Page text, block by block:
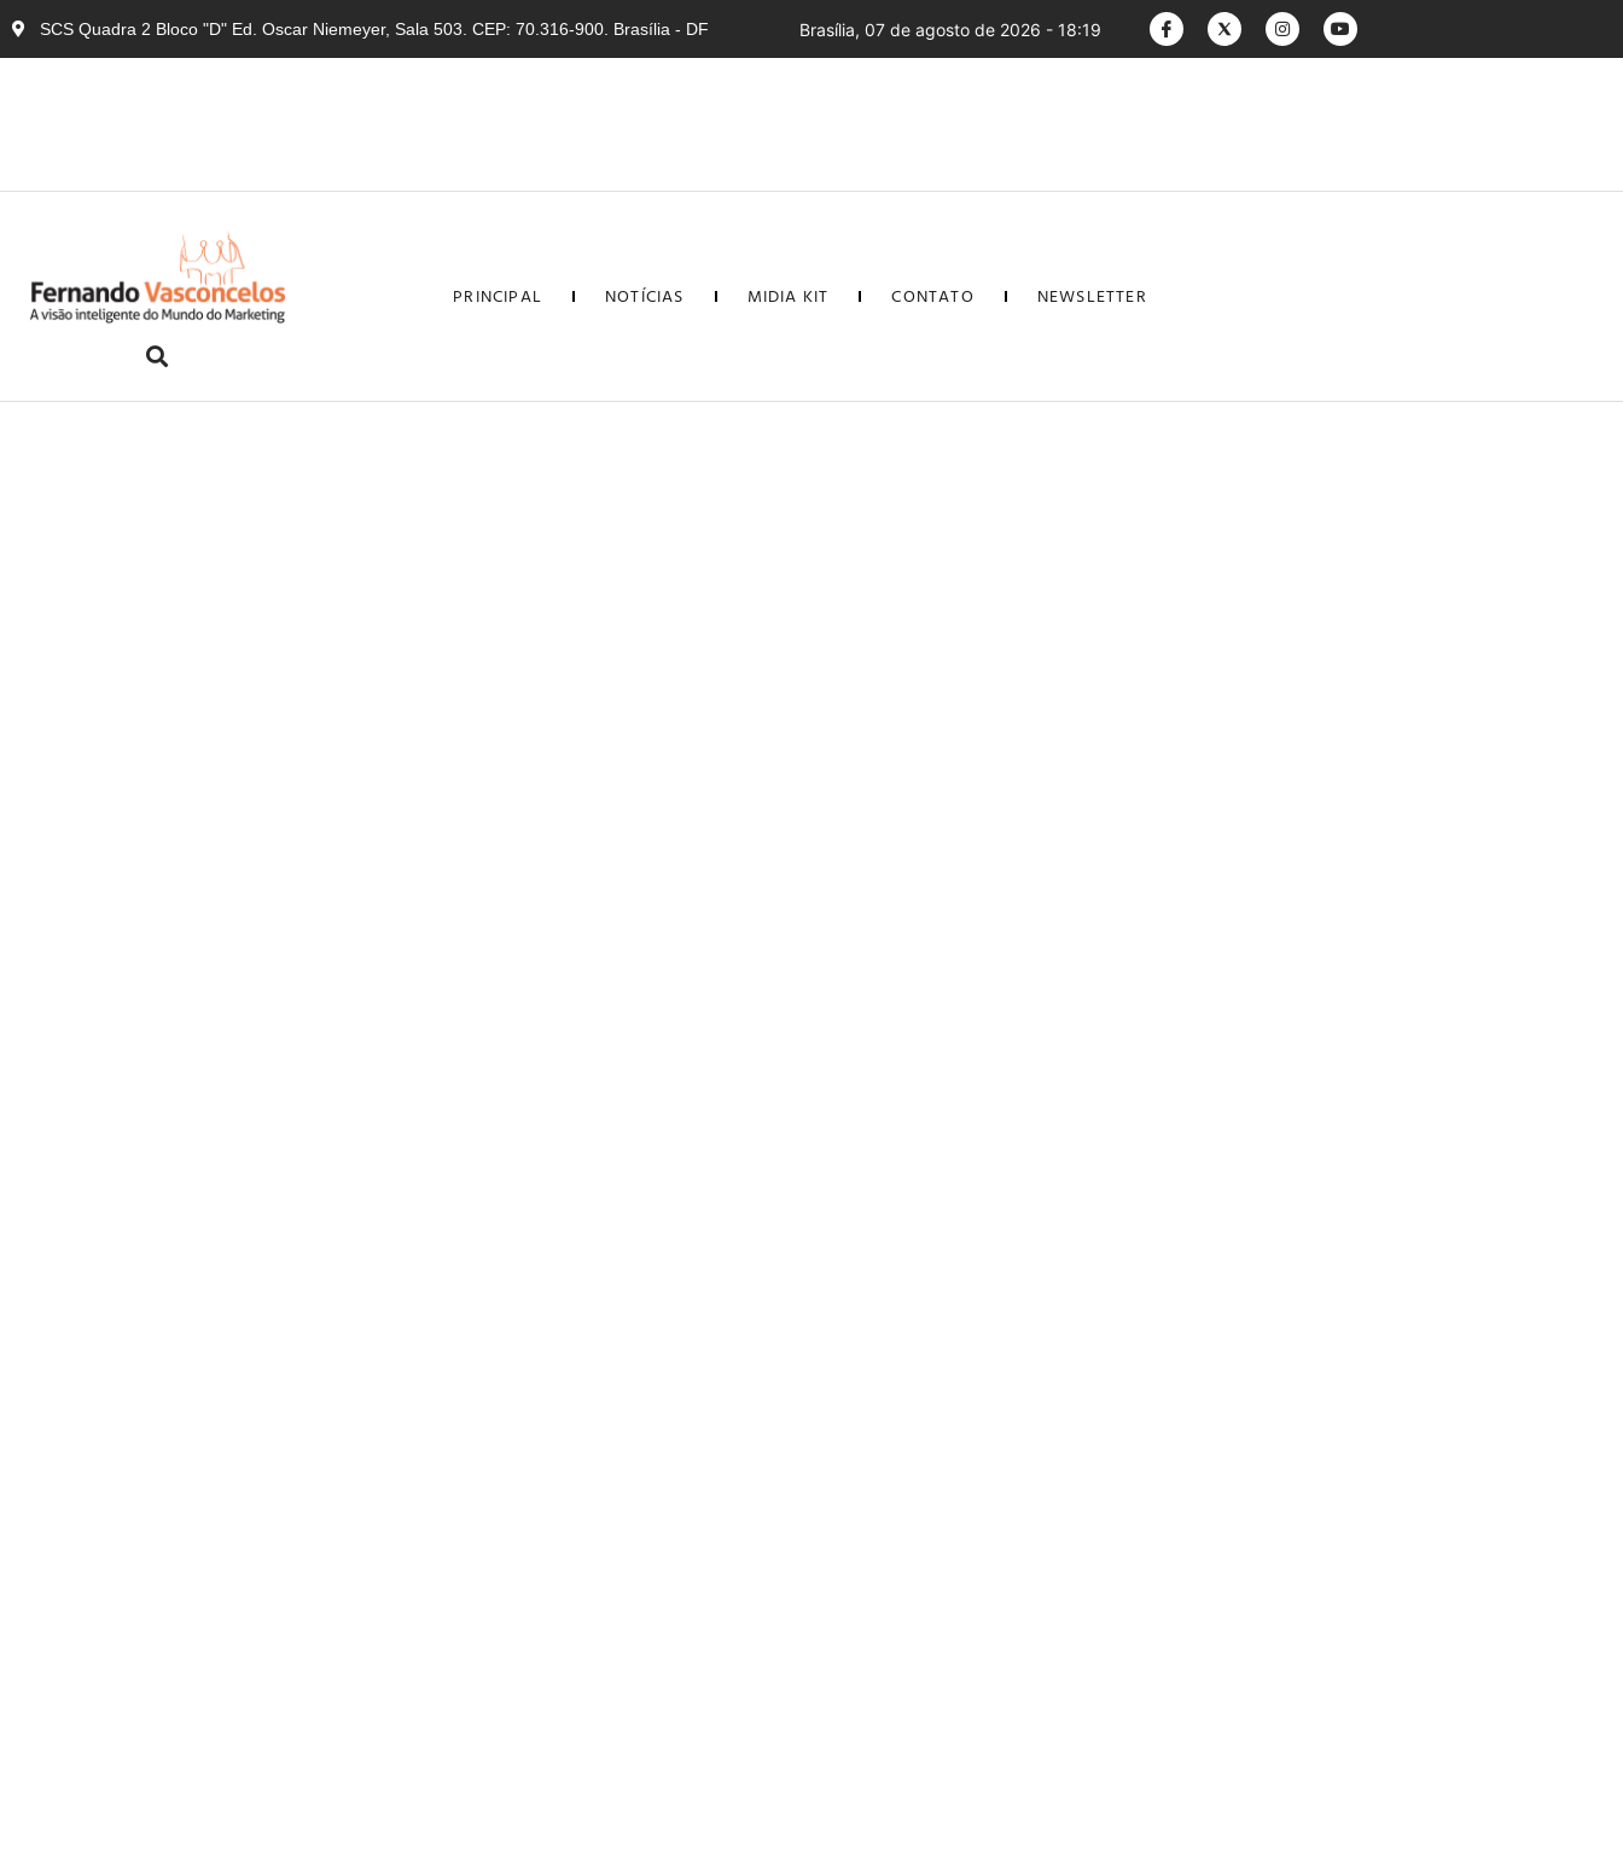
SCS Quadra 2 Bloco "D" Ed. Oscar Niemeyer, Sala 503. CEP: 70.316-900. Brasília - DF Brasília, 07 de agosto de 2026 - 18:19
PRINCIPAL NOTÍCIAS MIDIA KIT CONTATO NEWSLETTER